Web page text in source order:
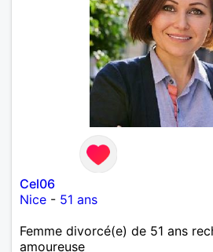
Cel06
Nice - 51 ans
Femme divorcé(e) de 51 ans
amoureuse